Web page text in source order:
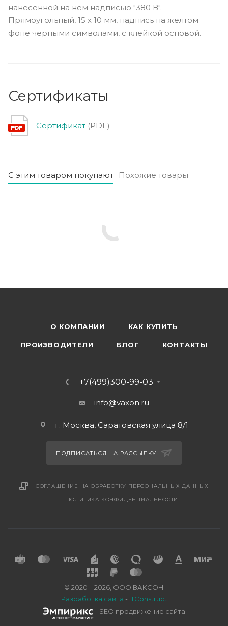
нанесенной на нем надписью "380 В".
Прямоугольный, 15 х 10 мм, надпись на желтом
фоне черными символами, с клейкой основой.
Сертификаты
Сертификат (PDF)
С этим товаром покупают Похожие товары
О КОМПАНИИ КАК КУПИТЬ
ПРОИЗВОДИТЕЛИ БЛОГ КОНТАКТЫ
+7(499)300-99-03
info@vaxon.ru
г. Москва, Саратовская улица 8/1
ПОДПИСАТЬСЯ НА РАССЫЛКУ
СОГЛАШЕНИЕ НА ОБРАБОТКУ ПЕРСОНАЛЬНЫХ ДАННЫХ
ПОЛИТИКА КОНФИДЕНЦИАЛЬНОСТИ
© 2020—2026, ООО ВАКСОН
Разработка сайта - ITConstruct
- SEO продвижение сайта